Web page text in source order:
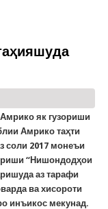
як гузориши
Амрико таҳти
соли 2017 монеъи
“Нишондодҳои
аз тарафи
ва хисороти
инъикос мекунад.